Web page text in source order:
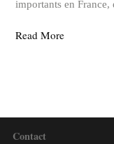
importants en
Read More
Contact